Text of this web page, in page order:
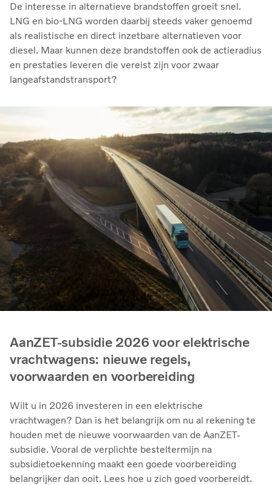
De interesse in alternatieve brandstoffen groeit snel.
LNG en bio‑LNG worden daarbij steeds vaker genoemd
als realistische en direct inzetbare alternatieven voor
diesel. Maar kunnen deze brandstoffen ook de actieradius
en prestaties leveren die vereist zijn voor zwaar
langeafstandstransport?
AanZET-subsidie 2026 voor elektrische
vrachtwagens: nieuwe regels,
voorwaarden en voorbereiding
Wilt u in 2026 investeren in een elektrische
vrachtwagen? Dan is het belangrijk om nu al rekening te
houden met de nieuwe voorwaarden van de AanZET-
subsidie. Vooral de verplichte besteltermijn na
subsidietoekenning maakt een goede voorbereiding
belangrijker dan ooit. Lees hoe u zich goed voorbereidt.